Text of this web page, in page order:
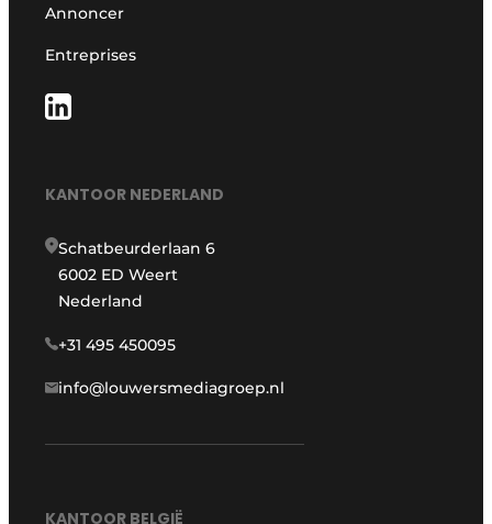
Annoncer
Entreprises
KANTOOR NEDERLAND
Schatbeurderlaan 6
6002 ED Weert
Nederland
+31 495 450095
info@louwersmediagroep.nl
KANTOOR BELGIË